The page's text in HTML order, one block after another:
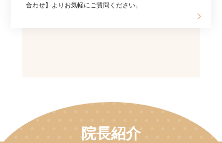
合わせ】よりお気軽にご質問ください。
院長紹介